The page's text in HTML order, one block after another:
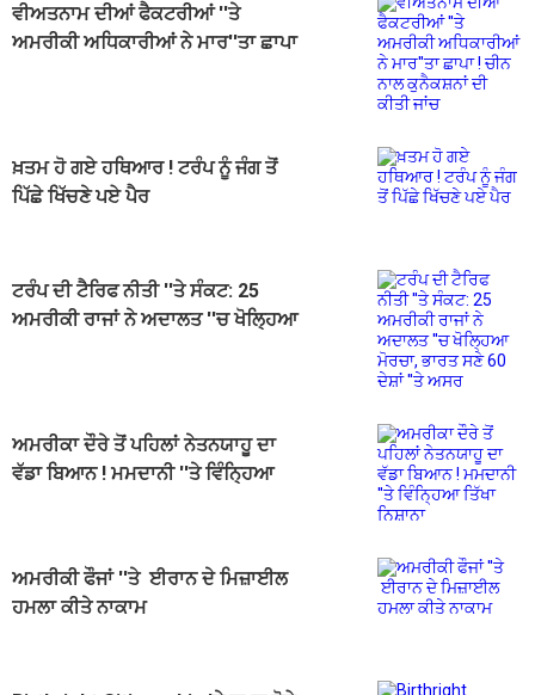
ਵੀਅਤਨਾਮ ਦੀਆਂ ਫੈਕਟਰੀਆਂ ''ਤੇ
ਅਮਰੀਕੀ ਅਧਿਕਾਰੀਆਂ ਨੇ ਮਾਰ''ਤਾ ਛਾਪਾ
ਖ਼ਤਮ ਹੋ ਗਏ ਹਥਿਆਰ ! ਟਰੰਪ ਨੂੰ ਜੰਗ ਤੋਂ
ਪਿੱਛੇ ਖਿੱਚਣੇ ਪਏ ਪੈਰ
ਟਰੰਪ ਦੀ ਟੈਰਿਫ ਨੀਤੀ ''ਤੇ ਸੰਕਟ: 25
ਅਮਰੀਕੀ ਰਾਜਾਂ ਨੇ ਅਦਾਲਤ ''ਚ ਖੋਲ੍ਹਿਆ
ਅਮਰੀਕਾ ਦੌਰੇ ਤੋਂ ਪਹਿਲਾਂ ਨੇਤਨਯਾਹੂ ਦਾ
ਵੱਡਾ ਬਿਆਨ ! ਮਮਦਾਨੀ ''ਤੇ ਵਿੰਨ੍ਹਿਆ
ਅਮਰੀਕੀ ਫੌਜਾਂ ''ਤੇ ਈਰਾਨ ਦੇ ਮਿਜ਼ਾਈਲ
ਹਮਲਾ ਕੀਤੇ ਨਾਕਾਮ